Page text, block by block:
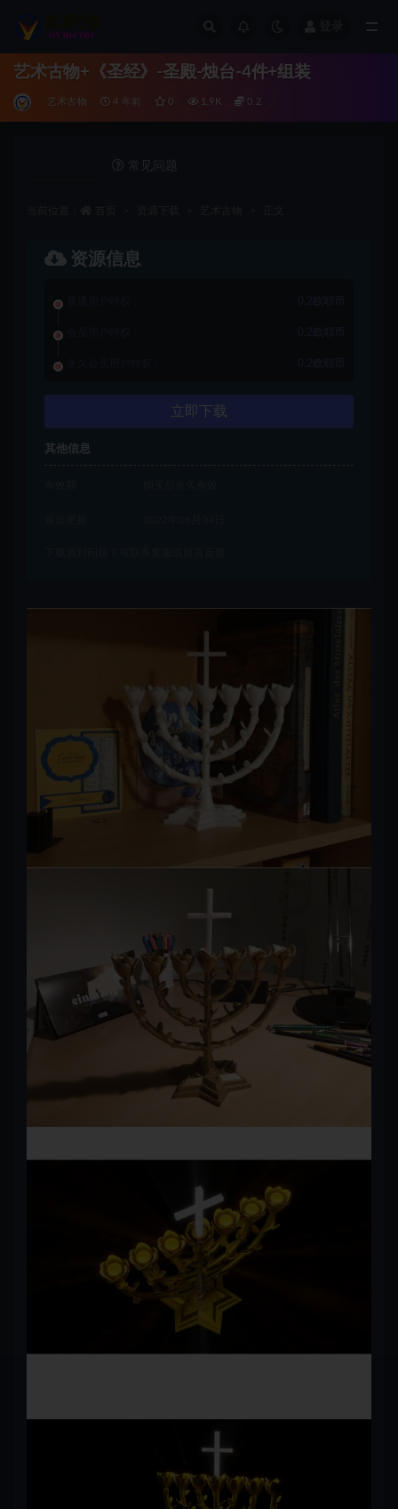
艺术古物+《圣经》-圣殿-烛台-4件+组装
艺术古物 4 年前 0 1.9K 0.2
常见问题
资源信息
立即下载
其他信息